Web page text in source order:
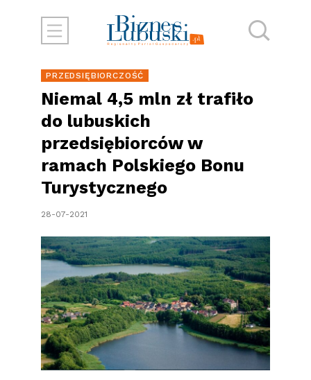
PRZEDSIĘBIORCZOŚĆ
Niemal 4,5 mln zł trafiło
do lubuskich
przedsiębiorców w
ramach Polskiego Bonu
Turystycznego
28-07-2021